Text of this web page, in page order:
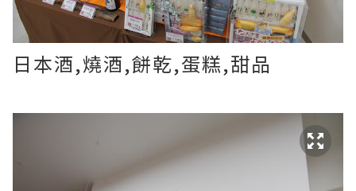
日本酒,燒酒,餅乾,蛋糕,甜品